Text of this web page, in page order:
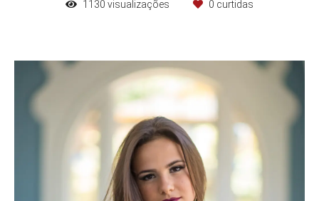
1130 visualizações 0 curtidas